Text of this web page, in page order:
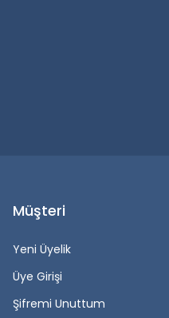
Müşteri
Yeni Üyelik
Üye Girişi
Şifremi Unuttum